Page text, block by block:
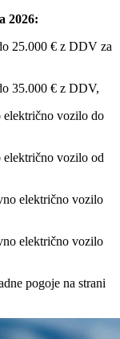
2026:
25.000 € z DDV za
35.000 € z DDV,
električno vozilo do
električno vozilo od
električno vozilo
električno vozilo
pogoje na strani